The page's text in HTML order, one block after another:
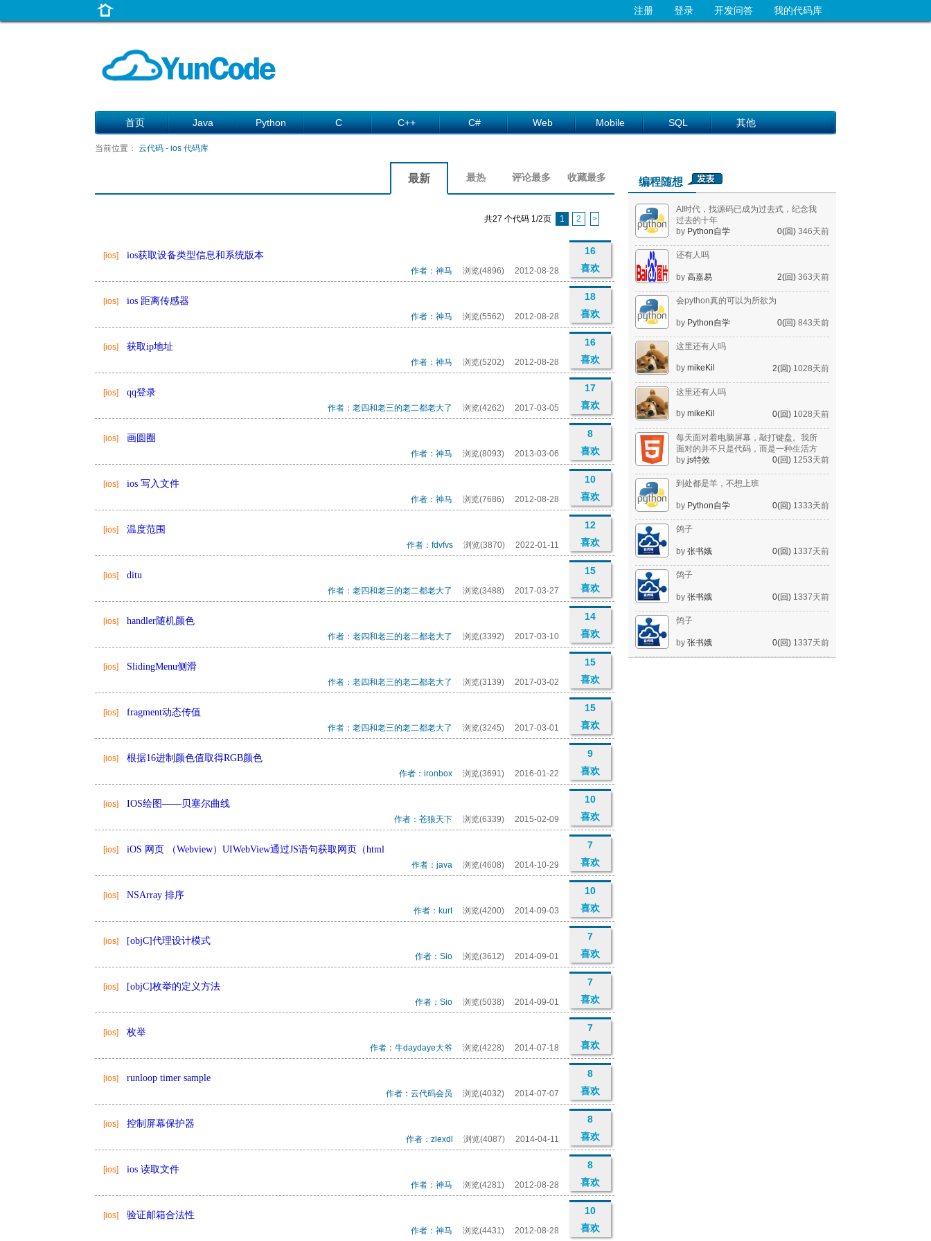
我的代码库
开发问答
登录
注册
首页 Java Python C C++ C# Web Mobile SQL 其他
当前位置： 云代码 - ios 代码库
编程随想
AI时代，找源码已成为过去式，纪念我
过去的十年
by Python自学 0(回) 346天前
还有人吗
by 高嘉易 2(回) 363天前
会python真的可以为所欲为
by Python自学 0(回) 843天前
这里还有人吗
by mikeKil 2(回) 1028天前
这里还有人吗
by mikeKil 0(回) 1028天前
每天面对着电脑屏幕，敲打键盘。我所
面对的并不只是代码，而是一种生活方
式。
by js特效 0(回) 1253天前
到处都是羊，不想上班
by Python自学 0(回) 1333天前
鸽子
by 张书娥 0(回) 1337天前
鸽子
by 张书娥 0(回) 1337天前
鸽子
by 张书娥 0(回) 1337天前
收藏最多
评论最多
最热
最新
共27 个代码 1/2页 1 2 >
[ios] ios获取设备类型信息和系统版本
16
喜欢
2012-08-28
浏览(4896)
作者：神马
[ios] ios 距离传感器
18
喜欢
2012-08-28
浏览(5562)
作者：神马
[ios] 获取ip地址
16
喜欢
2012-08-28
浏览(5202)
作者：神马
[ios] qq登录
17
喜欢
2017-03-05
浏览(4262)
作者：老四和老三的老二都老大了
[ios] 画圆圈
8
喜欢
2013-03-06
浏览(8093)
作者：神马
[ios] ios 写入文件
10
喜欢
2012-08-28
浏览(7686)
作者：神马
[ios] 温度范围
12
喜欢
2022-01-11
浏览(3870)
作者：fdvfvs
[ios] ditu
15
喜欢
2017-03-27
浏览(3488)
作者：老四和老三的老二都老大了
[ios] handler随机颜色
14
喜欢
2017-03-10
浏览(3392)
作者：老四和老三的老二都老大了
[ios] SlidingMenu侧滑
15
喜欢
2017-03-02
浏览(3139)
作者：老四和老三的老二都老大了
[ios] fragment动态传值
15
喜欢
2017-03-01
浏览(3245)
作者：老四和老三的老二都老大了
[ios] 根据16进制颜色值取得RGB颜色
9
喜欢
2016-01-22
浏览(3691)
作者：ironbox
[ios] IOS绘图——贝塞尔曲线
10
喜欢
2015-02-09
浏览(6339)
作者：苍狼天下
[ios] iOS 网页 （Webview）UIWebView通过JS语句获取网页（html
7
喜欢
2014-10-29
浏览(4608)
作者：java
[ios] NSArray 排序
10
喜欢
2014-09-03
浏览(4200)
作者：kurt
[ios] [objC]代理设计模式
7
喜欢
2014-09-01
浏览(3612)
作者：Sio
[ios] [objC]枚举的定义方法
7
喜欢
2014-09-01
浏览(5038)
作者：Sio
[ios] 枚举
7
喜欢
2014-07-18
浏览(4228)
作者：牛daydaye大爷
[ios] runloop timer sample
8
喜欢
2014-07-07
浏览(4032)
作者：云代码会员
[ios] 控制屏幕保护器
8
喜欢
2014-04-11
浏览(4087)
作者：zlexdl
[ios] ios 读取文件
8
喜欢
2012-08-28
浏览(4281)
作者：神马
[ios] 验证邮箱合法性
10
喜欢
2012-08-28
浏览(4431)
作者：神马